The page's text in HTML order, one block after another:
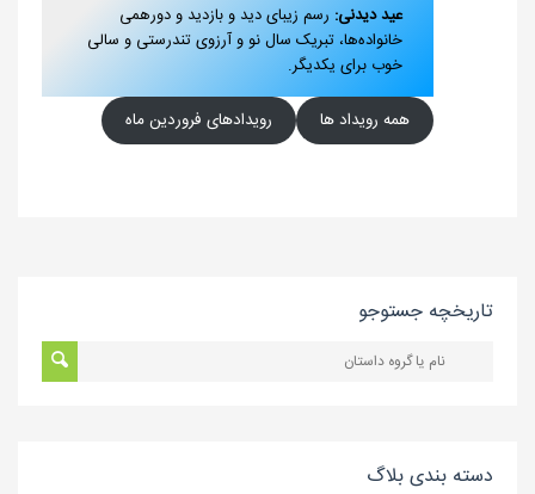
عید دیدنی: رسم زیبای دید و بازدید و دورهمی
خانواده‌ها، تبریک سال نو و آرزوی تندرستی و سالی
خوب برای یکدیگر.
همه رویداد ها رویدادهای فروردین ماه
تاریخچه جستوجو
دسته بندی بلاگ